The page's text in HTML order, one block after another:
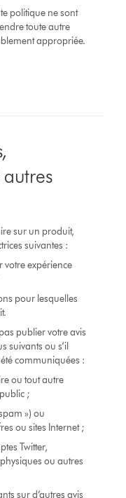
politique ne sont
toute autre
appropriée.
sur un produit,
suivantes :
votre expérience
pour lesquelles
publier votre avis
suivants ou s’il
communiquées :
ou tout autre
;
») ou
ou sites Internet ;
Twitter,
ou autres
sur d’autres avis